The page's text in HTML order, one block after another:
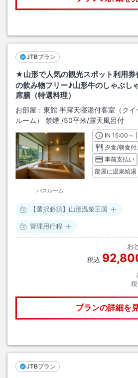
JTBプラン
★山形で人気の観光スポット利用
の飲み物フリー♪山形牛のしゃぶし
席膳（特選料理）
お部屋： 東館 半露天寝湯付客室（ク
ルーム） 禁煙 /50平米/露天風呂付
バスルーム
INチェック
15:00 ～
夕食/朝食付
事前支払い
部屋に温泉給湯
【選択必須】山形温泉王国
管理用行程
お
税込
プランの詳細を
JTBプラン